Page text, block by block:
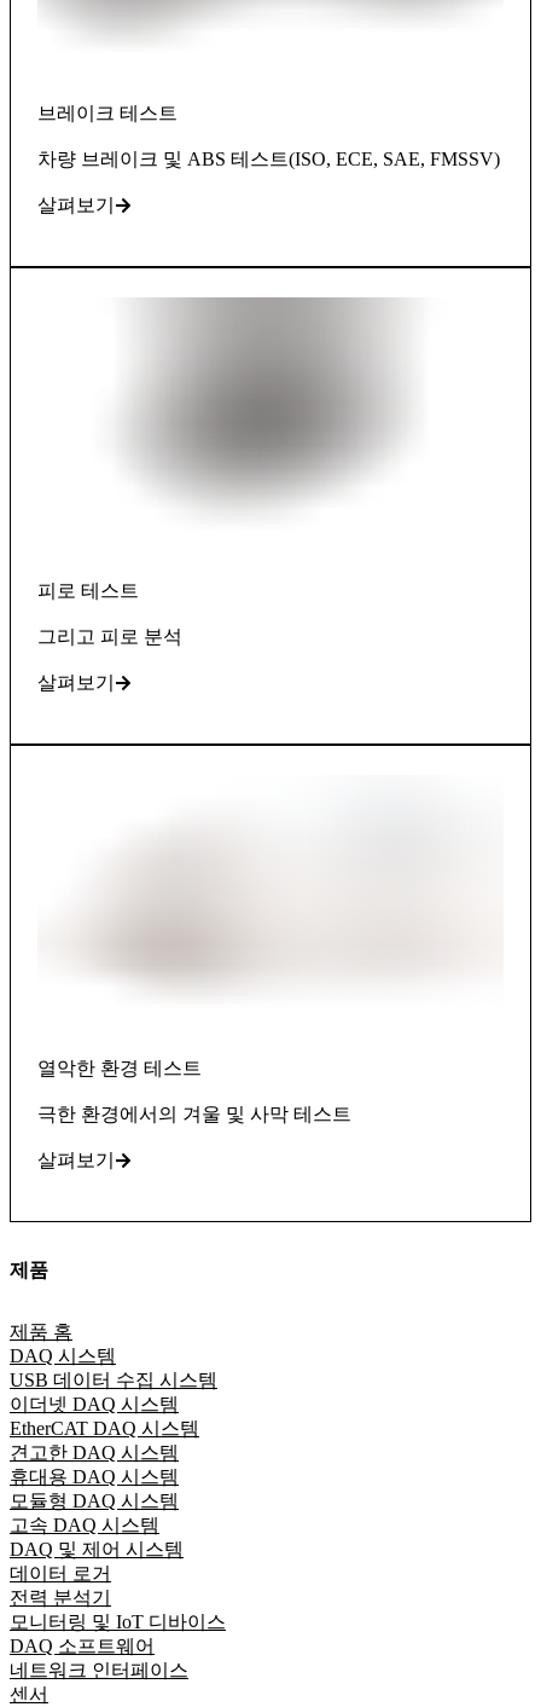
브레이크 테스트
차량 브레이크 및 ABS 테스트(ISO, ECE, SAE, FMSSV)
살펴보기
피로 테스트
그리고 피로 분석
살펴보기
열악한 환경 테스트
극한 환경에서의 겨울 및 사막 테스트
살펴보기
제품
제품 홈
DAQ 시스템
USB 데이터 수집 시스템
이더넷 DAQ 시스템
EtherCAT DAQ 시스템
견고한 DAQ 시스템
휴대용 DAQ 시스템
모듈형 DAQ 시스템
고속 DAQ 시스템
DAQ 및 제어 시스템
데이터 로거
전력 분석기
모니터링 및 IoT 디바이스
DAQ 소프트웨어
네트워크 인터페이스
센서